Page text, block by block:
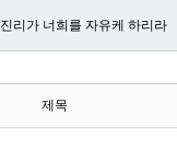
진리가 너희를 자유케 하리라
제목